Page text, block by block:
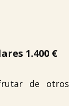
1.400 €
de otros